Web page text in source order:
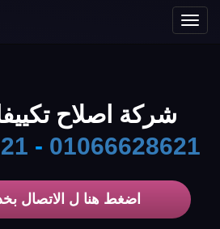
Toggle
شركة اصلاح
01066628621
-
اضغط هنا ل الاتصال